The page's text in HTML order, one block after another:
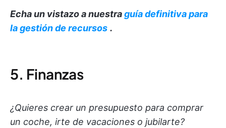
Echa un vistazo a nuestraguía definitiva para
la gestión de recursos .
5. Finanzas
¿Quieres crear un presupuesto para comprar
un coche, irte de vacaciones o jubilarte?